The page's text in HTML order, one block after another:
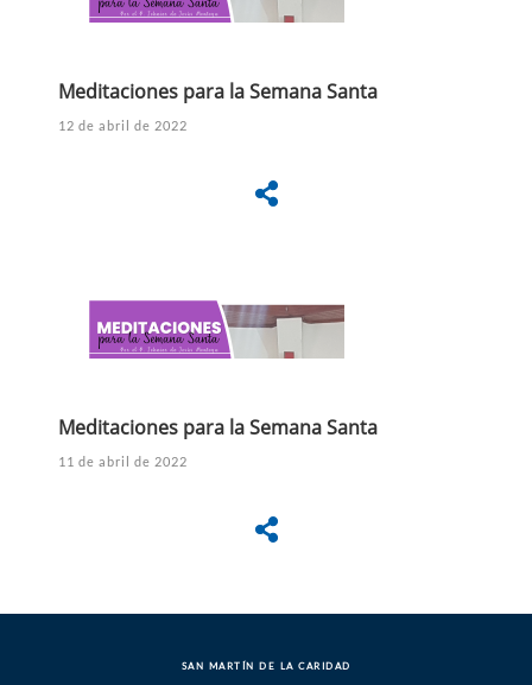
Meditaciones para la Semana Santa
12 de abril de 2022
Meditaciones para la Semana Santa
11 de abril de 2022
SAN MARTÍN DE LA CARIDAD